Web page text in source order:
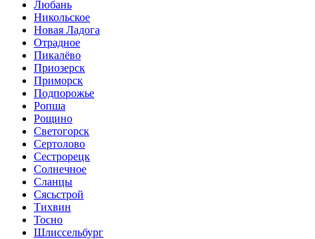
Любань
Никольское
Новая Ладога
Отрадное
Пикалёво
Приозерск
Приморск
Подпорожье
Ропша
Рощино
Светогорск
Сертолово
Сестрорецк
Солнечное
Сланцы
Сясьстрой
Тихвин
Тосно
Шлиссельбург